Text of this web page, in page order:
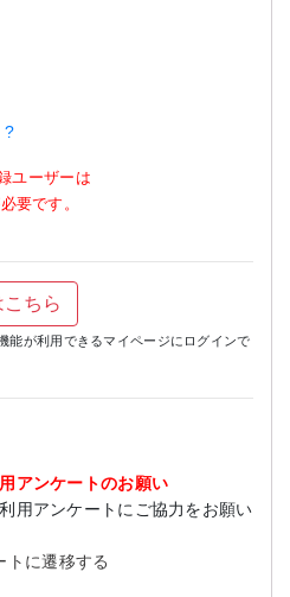
?
ユーザーは
要です。
ちら
能が利用できるマイページにログインで
アンケートのお願い
用アンケートにご協力をお願い
トに遷移する